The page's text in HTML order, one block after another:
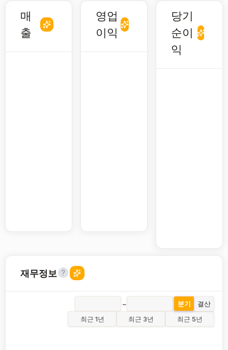
매
출
영업
이익
당기
순이
익
재무정보
~ 분기
결산
최근 1년
최근 3년 최근 5년